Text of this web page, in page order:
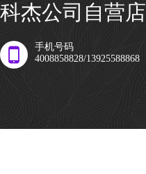
科杰公司自营店
手机号码
4008858828/13925588868